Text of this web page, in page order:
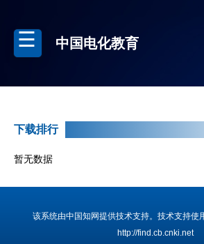
中国电化教育
下载排行
暂无数据
该系统由中国知网提供技术支持。技术支持使
http://find.cb.cnki.net